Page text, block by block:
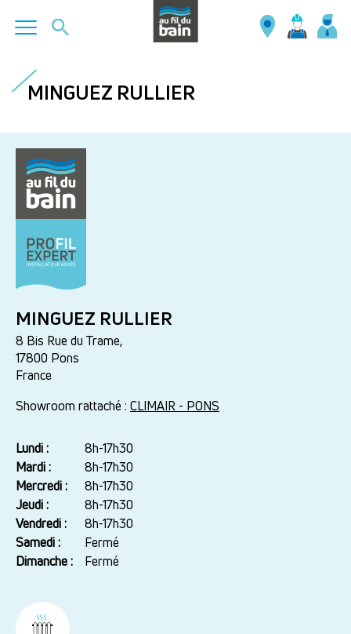
contenuMINGUEZ RULLIER
MINGUEZ RULLIER
8 Bis Rue du Trame,
17800 Pons
France
Showroom rattaché : CLIMAIR - PONS
Jour
Plage
horaire
Lundi :
8h-17h30
Mardi :
8h-17h30
Mercredi :
8h-17h30
Jeudi :
8h-17h30
Vendredi :
8h-17h30
Samedi :
Fermé
Dimanche :
Fermé